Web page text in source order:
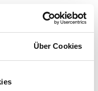
Über Cookies
EN